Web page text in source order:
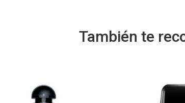
También te